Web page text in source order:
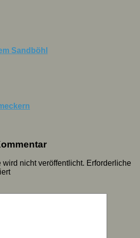
Sandböhl
nicht veröffentlicht. Erforderliche